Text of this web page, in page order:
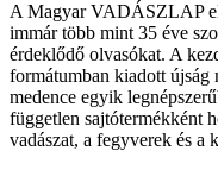
A Magyar VADÁSZLAP
immár több mint 35 éve
érdeklődő olvasókat. A
formátumban kiadott újság
medence egyik
független sajtótermékként
vadászat, a fegyverek és a